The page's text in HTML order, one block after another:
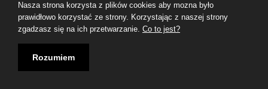
Nasza strona korzysta z plików cookies aby mozna było
prawidłowo korzystać ze strony. Korzystając z naszej strony
zgadzasz się na ich przetwarzanie. Co to jest?
Rozumiem